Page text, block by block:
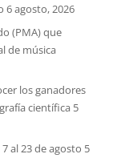
6 agosto, 2026
(PMA) que
de música
los ganadores
científica 5
al 23 de agosto 5